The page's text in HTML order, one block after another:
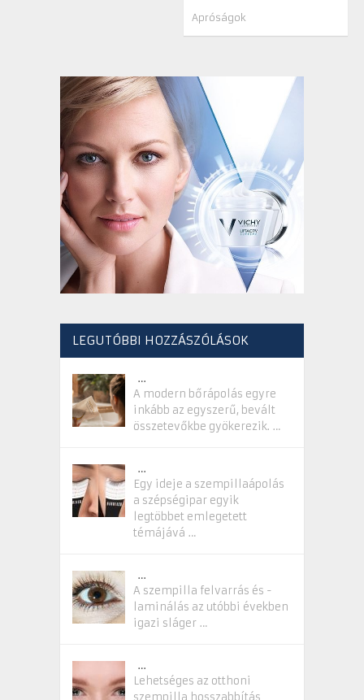
Apróságok
LEGUTÓBBI HOZZÁSZÓLÁSOK
…
A modern bőrápolás egyre
inkább az egyszerű, bevált
összetevőkbe gyökerezik. …
…
Egy ideje a szempillaápolás
a szépségipar egyik
legtöbbet emlegetett
témájává …
…
A szempilla felvarrás és -
laminálás az utóbbi években
igazi sláger …
…
Lehetséges az otthoni
szempilla hosszabbítás